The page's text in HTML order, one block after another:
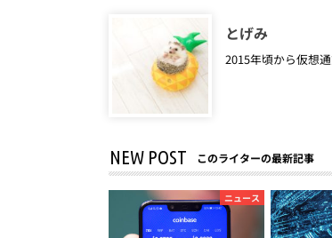
とげみ
2015年頃から仮想
NEW POST このライターの最新記事
ニュース